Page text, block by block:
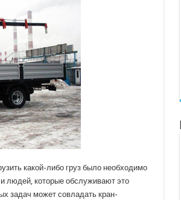
какой-либо груз было необходимо
людей, которые обслуживают это
задач может совладать кран-